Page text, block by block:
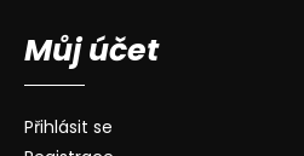
Můj účet
Přihlásit se